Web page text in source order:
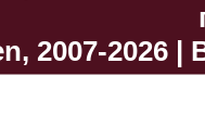
, 2007-2026 |